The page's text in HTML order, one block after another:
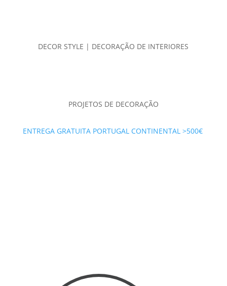
DECOR STYLE | DECORAÇÃO DE INTERIORES
PROJETOS DE DECORAÇÃO
ENTREGA GRATUITA PORTUGAL CONTINENTAL >500€